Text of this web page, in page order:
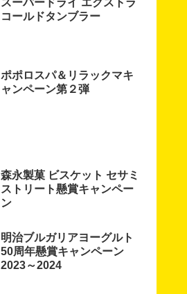
コールドタンブラー
ポポロスパ＆リラックマキ
ャンペーン第２弾
森永製菓 ビスケット セサミ
ストリート懸賞キャンペー
ン
明治ブルガリアヨーグルト
50周年懸賞キャンペーン
2023～2024